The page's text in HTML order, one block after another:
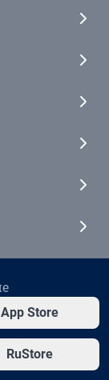
App Store
RuStore